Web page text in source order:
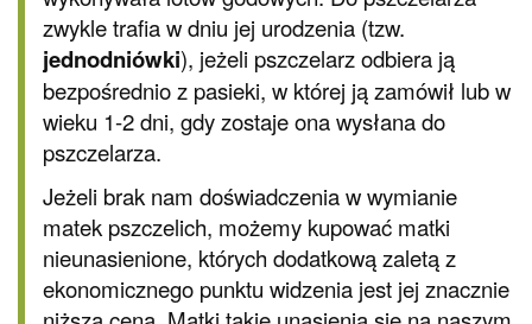
zwykle trafia w dniu jej urodzenia (tzw.
jednodniówki), jeżeli pszczelarz odbiera ją
bezpośrednio z pasieki, w której ją zamówił lub w
wieku 1-2 dni, gdy zostaje ona wysłana do
pszczelarza.
Jeżeli brak nam doświadczenia w wymianie
matek pszczelich, możemy kupować matki
nieunasienione, których dodatkową zaletą z
ekonomicznego punktu widzenia jest jej znacznie